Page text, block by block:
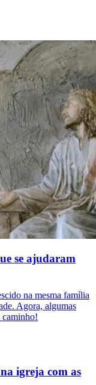
se ajudaram
na mesma família
Agora, algumas
caminho!
igreja com as